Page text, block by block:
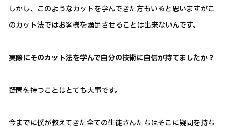
しかし、このようなカットを学んできた方もいると思いますがこ
のカット法ではお客様を満足させることは出来ないんです。
実際にそのカット法を学んで自分の技術に自信が持てましたか？
疑問を持つことはとても大事です。
今までに僕が教えてきた全ての生徒さんたちはそこに疑問を持ち